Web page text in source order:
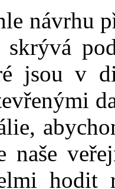
návrhu
jsou v
naše
hodit